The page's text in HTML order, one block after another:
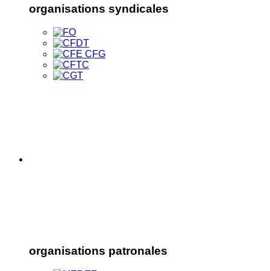
organisations syndicales
organisations patronales